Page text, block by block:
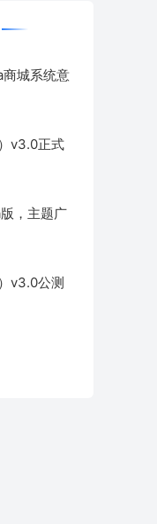
商城系统意
v3.0正式
，主题广
v3.0公测